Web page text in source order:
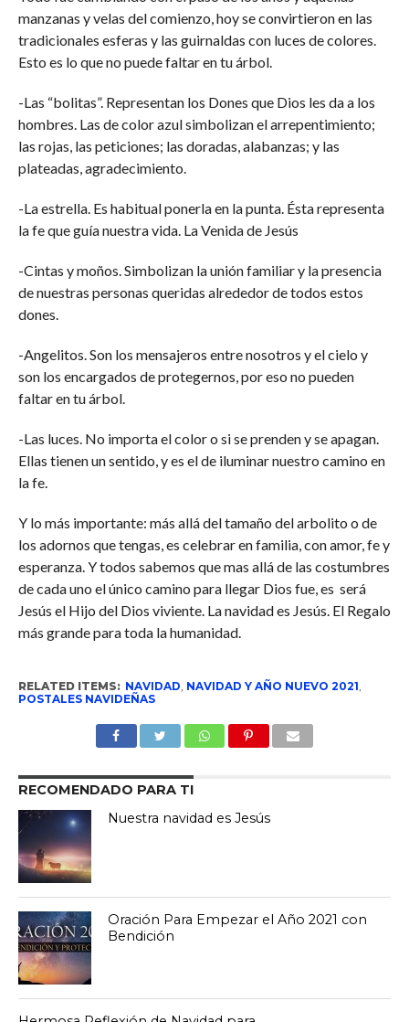
manzanas y velas del comienzo, hoy se convirtieron en las
tradicionales esferas y las guirnaldas con luces de colores.
Esto es lo que no puede faltar en tu árbol.
-Las “bolitas”. Representan los Dones que Dios les da a los
hombres. Las de color azul simbolizan el arrepentimiento;
las rojas, las peticiones; las doradas, alabanzas; y las
plateadas, agradecimiento.
-La estrella. Es habitual ponerla en la punta. Ésta representa
la fe que guía nuestra vida. La Venida de Jesús
-Cintas y moños. Simbolizan la unión familiar y la presencia
de nuestras personas queridas alrededor de todos estos
dones.
-Angelitos. Son los mensajeros entre nosotros y el cielo y
son los encargados de protegernos, por eso no pueden
faltar en tu árbol.
-Las luces. No importa el color o si se prenden y se apagan.
Ellas tienen un sentido, y es el de iluminar nuestro camino en
la fe.
Y lo más importante: más allá del tamaño del arbolito o de
los adornos que tengas, es celebrar en familia, con amor, fe y
esperanza. Y todos sabemos que mas allá de las costumbres
de cada uno el único camino para llegar Dios fue, es será
Jesús el Hijo del Dios viviente. La navidad es Jesús. El Regalo
más grande para toda la humanidad.
RELATED ITEMS: NAVIDAD, NAVIDAD Y AÑO NUEVO 2021,
POSTALES NAVIDEÑAS
RECOMENDADO PARA TI
Nuestra navidad es Jesús
Oración Para Empezar el Año 2021 con
Bendición